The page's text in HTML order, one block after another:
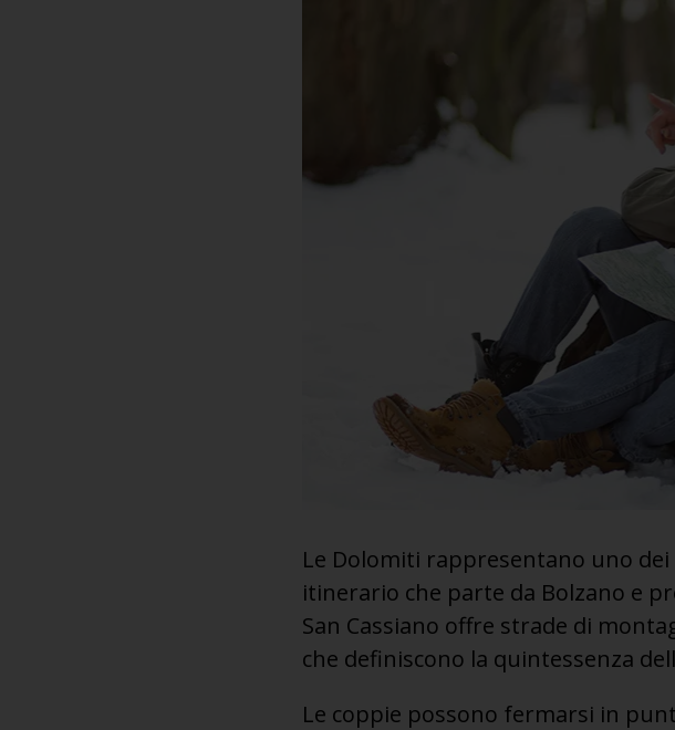
Le Dolomiti rappresentano uno dei
itinerario che parte da Bolzano e
San Cassiano offre strade di
che definiscono la quintessenza
Le coppie possono fermarsi in